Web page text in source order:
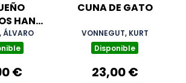
HAN
ÁLVARO
€
CUNA DE GATO
VONNEGUT, KURT
Disponible
23,00 €